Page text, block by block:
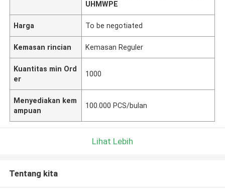
UHMWPE
Harga To be negotiated
Kemasan rincian Kemasan Reguler
Kuantitas min Ord
er
1000
Menyediakan kem
ampuan
100.000 PCS/bulan
Lihat Lebih
Tentang kita